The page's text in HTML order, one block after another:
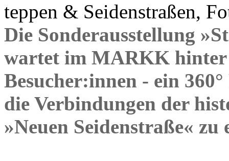
teppen & Seidenstraßen,
Die Sonderausstellung
wartet im MARKK hinter
Besucher:innen - ein
die Verbindungen der
»Neuen Seidenstraße« zu